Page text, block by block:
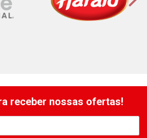
receber nossas ofertas!